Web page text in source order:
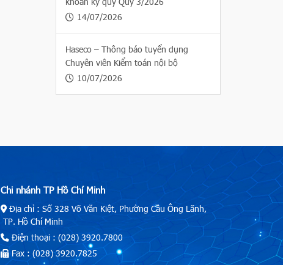
14/07/2026
Haseco – Thông báo tuyển dụng
Chuyên viên Kiểm toán nội bộ
10/07/2026
Chi nhánh TP Hồ Chí Minh
Địa chỉ : Số 328 Võ Văn Kiệt, Phường Cầu Ông Lãnh,
TP. Hồ Chí Minh
Điện thoại : (028) 3920.7800
Fax : (028) 3920.7825